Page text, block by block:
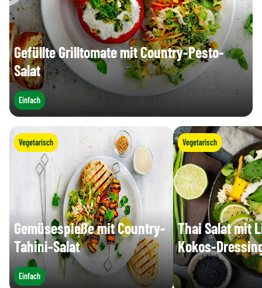
Gefüllte Grilltomate mit Country-Pesto-
Salat
Einfach
Vegetarisch
Gemüsespieße mit Country-
Tahini-Salat
Einfach
Vegetarisch
Thai Salat mit
Kokos-